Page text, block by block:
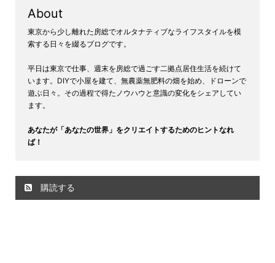
About
東京から少し離れた房総でオルタナティブなライフスタイルを模
索する日々を綴るブログです。
平日は東京で仕事、週末を房総で過ごす二拠点居住生活を続けて
います。DIYで小屋を建て、無農薬無肥料の畑を始め、ドローンで
遊ぶ日々。その過程で得たノウハウと意識の変化をシェアしてい
ます。
あなたが「あなたの世界」をクリエイトするためのヒントなれ
ば！
購読する